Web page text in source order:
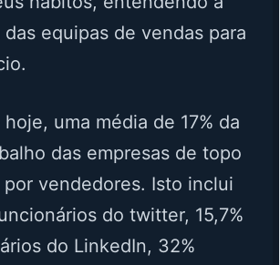
equipas de vendas para
uma média de 17% da
das empresas de topo
vendedores. Isto inclui
do twitter, 15,7%
do LinkedIn, 32%